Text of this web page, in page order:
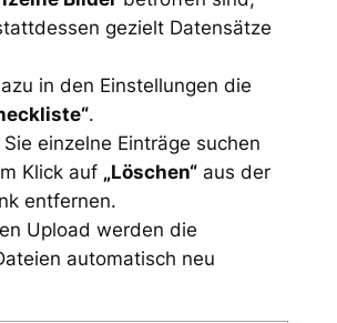
gezielt Datensätze
in den Einstellungen die
.
einzelne Einträge suchen
Klick auf „Löschen“aus der
entfernen.
Upload werden die
automatisch neu